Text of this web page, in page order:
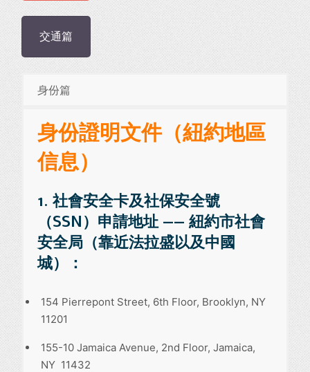
交通篇
身份篇
身份證明文件（紐約地區
信息）
1. 社會安全卡及社保安全號
（SSN）申請地址 —— 紐約市社會
安全局（靠近法拉盛以及中國
城）：
154 Pierrepont Street, 6th Floor, Brooklyn, NY
11201
155-10 Jamaica Avenue, 2nd Floor, Jamaica,
NY 11432